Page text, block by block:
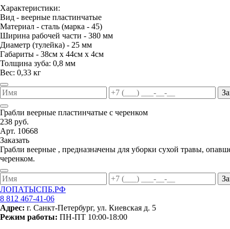
Характеристики:
Вид - веерные пластинчатые
Материал - сталь (марка - 45)
Ширина рабочей части - 380 мм
Диаметр (тулейка) - 25 мм
Габариты - 38см х 44см х 4см
Толщина зуба: 0,8 мм
Вес: 0,33 кг
Грабли веерные пластинчатые с черенком
238 руб.
Арт. 10668
Заказать
Грабли веерные , предназначены для уборки сухой травы,
черенком.
ЛОПАТЫСПБ.РФ
8 812 467-41-06
Адрес: г. Санкт-Петербург, ул. Киевская д. 5
Режим работы: ПН-ПТ 10:00-18:00